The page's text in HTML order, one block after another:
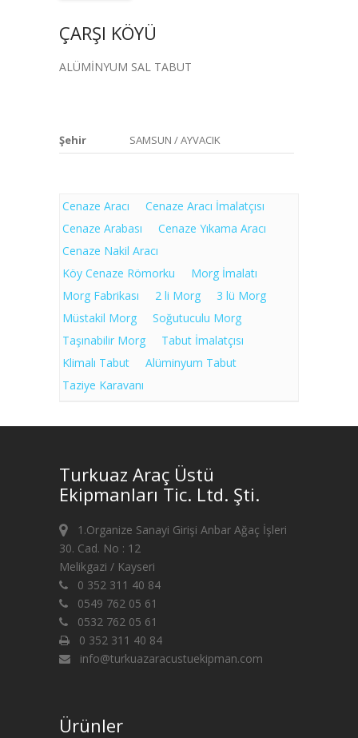
ÇARŞI KÖYÜ
ALÜMİNYUM SAL TABUT
Şehir SAMSUN / AYVACIK
Cenaze Aracı
Cenaze Aracı İmalatçısı
Cenaze Arabası
Cenaze Yıkama Aracı
Cenaze Nakil Aracı
Köy Cenaze Römorku
Morg İmalatı
Morg Fabrikası
2 li Morg
3 lü Morg
Müstakil Morg
Soğutuculu Morg
Taşınabilir Morg
Tabut İmalatçısı
Klimalı Tabut
Alüminyum Tabut
Taziye Karavanı
Turkuaz Araç Üstü
Ekipmanları Tic. Ltd. Şti.
1.Organize Sanayi Girişi Anbar Ağaç İşleri
30. Cad. No : 12
Melikgazi / Kayseri
0 352 311 40 84
0549 762 05 61
0532 762 05 61
0 352 311 40 84
info@turkuazaracustuekipman.com
Ürünler